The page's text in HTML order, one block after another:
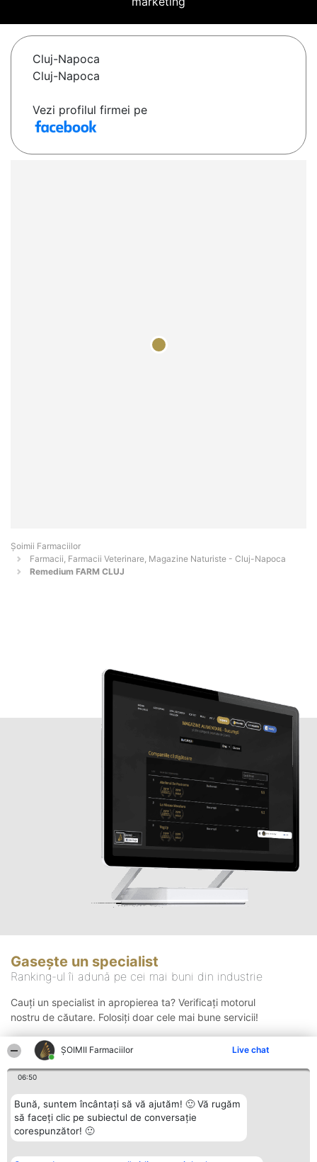
ŞOIMII Farmaciilor Live chat
06:50
Bună, suntem încântați să vă ajutăm! 🙂 Vă rugăm
să faceți clic pe subiectul de conversație
corespunzător! 🙂
Cluj-Napoca
Cluj-Napoca
Vezi profilul firmei pe
Şoimii Farmaciilor
Farmacii, Farmacii Veterinare, Magazine Naturiste - Cluj-Napoca
Remedium FARM CLUJ
Gasește un specialist
Ranking-ul îi adună pe cei mai buni din industrie
Cauți un specialist in apropierea ta? Verificați motorul
nostru de căutare. Folosiți doar cele mai bune servicii!